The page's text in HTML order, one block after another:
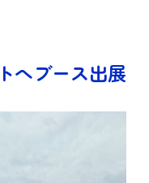
へブース出展